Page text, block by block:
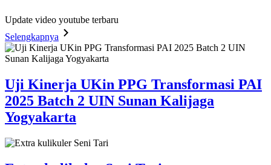
Update video youtube terbaru
Selengkapnya
Uji Kinerja UKin PPG Transformasi PAI
2025 Batch 2 UIN Sunan Kalijaga
Yogyakarta